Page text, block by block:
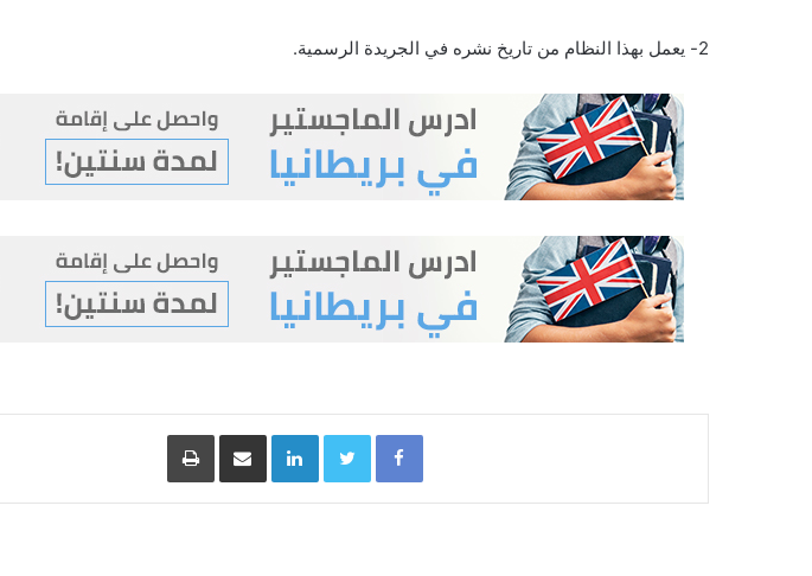
2- يعمل بهذا النظام من تاريخ نشره في الجريدة الرسمية.
Facebook
Twitter
LinkedInمشاركة عبر البريد طباعة